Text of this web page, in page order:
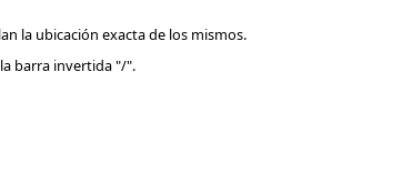
la ubicación exacta de los mismos.
barra invertida "/".